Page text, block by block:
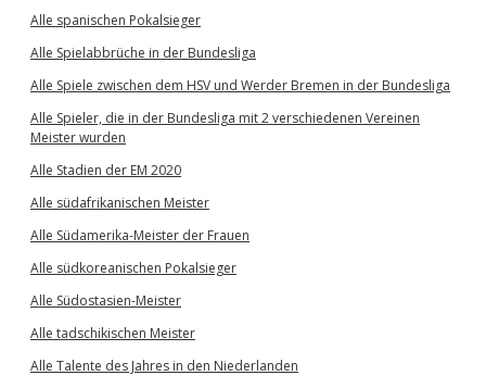
Alle spanischen Pokalsieger
Alle Spielabbrüche in der Bundesliga
Alle Spiele zwischen dem HSV und Werder Bremen in der Bundesliga
Alle Spieler, die in der Bundesliga mit 2 verschiedenen Vereinen
Meister wurden
Alle Stadien der EM 2020
Alle südafrikanischen Meister
Alle Südamerika-Meister der Frauen
Alle südkoreanischen Pokalsieger
Alle Südostasien-Meister
Alle tadschikischen Meister
Alle Talente des Jahres in den Niederlanden